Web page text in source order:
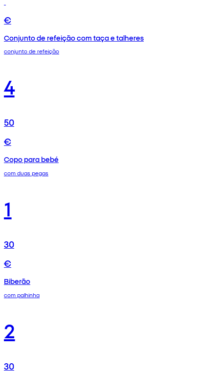
€
Conjunto de refeição com taça e talheres
conjunto de refeição
4
50
€
Copo para bebé
com duas pegas
1
30
€
Biberão
com palhinha
2
30